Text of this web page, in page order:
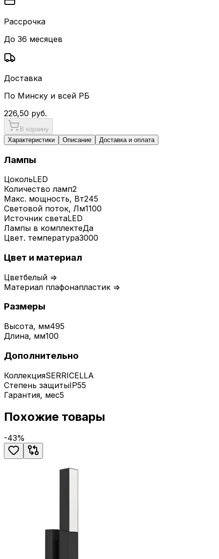
Рассрочка
До 36 месяцев
Доставка
По Минску и всей РБ
226,50 руб.
В корзину
Характеристики
Описание Доставка и оплата
Лампы
ЦокольLED
Количество ламп2
Макс. мощность, Вт245
Световой поток, Лм1100
Источник светаLED
Лампы в комплектеДа
Цвет. температура3000
Цвет и материал
Цветбелый =>
Материал плафонапластик =>
Размеры
Высота, мм495
Длина, мм100
Дополнительно
КоллекцияSERRICELLA
Степень защитыIP55
Гарантия, мес5
Похожие товары
-43%